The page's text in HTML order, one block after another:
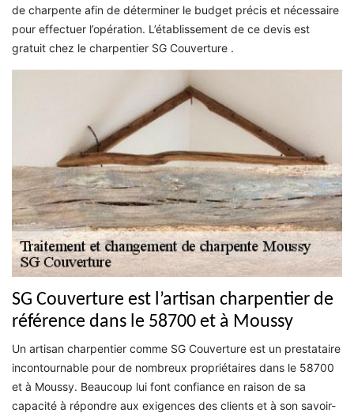
de charpente afin de déterminer le budget précis et nécessaire
pour effectuer l’opération. L’établissement de ce devis est
gratuit chez le charpentier SG Couverture .
SG Couverture est l’artisan charpentier de
référence dans le 58700 et à Moussy
Un artisan charpentier comme SG Couverture est un prestataire
incontournable pour de nombreux propriétaires dans le 58700
et à Moussy. Beaucoup lui font confiance en raison de sa
capacité à répondre aux exigences des clients et à son savoir-